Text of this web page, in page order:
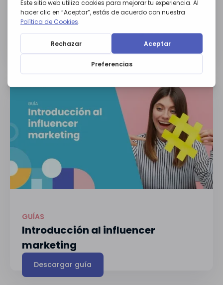
GUÍAS
Guía para crear un blog de éxito
GUÍAS
Introducción al influencer
marketing
Descargar guía